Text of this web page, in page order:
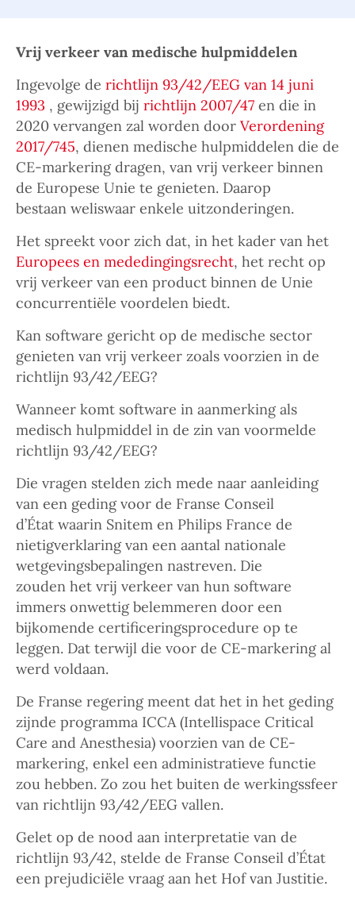
Vrij verkeer van medische hulpmiddelen
Ingevolge de richtlijn 93/42/EEG van 14 juni
1993 , gewijzigd bij richtlijn 2007/47 en die in
2020 vervangen zal worden door Verordening
2017/745, dienen medische hulpmiddelen die de
CE-markering dragen, van vrij verkeer binnen
de Europese Unie te genieten. Daarop
bestaan weliswaar enkele uitzonderingen.
Het spreekt voor zich dat, in het kader van het
Europees en mededingingsrecht, het recht op
vrij verkeer van een product binnen de Unie
concurrentiële voordelen biedt.
Kan software gericht op de medische sector
genieten van vrij verkeer zoals voorzien in de
richtlijn 93/42/EEG?
Wanneer komt software in aanmerking als
medisch hulpmiddel in de zin van voormelde
richtlijn 93/42/EEG?
Die vragen stelden zich mede naar aanleiding
van een geding voor de Franse Conseil
d’État waarin Snitem en Philips France de
nietigverklaring van een aantal nationale
wetgevingsbepalingen nastreven. Die
zouden het vrij verkeer van hun software
immers onwettig belemmeren door een
bijkomende certificeringsprocedure op te
leggen. Dat terwijl die voor de CE-markering al
werd voldaan.
De Franse regering meent dat het in het geding
zijnde programma ICCA (Intellispace Critical
Care and Anesthesia) voorzien van de CE-
markering, enkel een administratieve functie
zou hebben. Zo zou het buiten de werkingssfeer
van richtlijn 93/42/EEG vallen.
Gelet op de nood aan interpretatie van de
richtlijn 93/42, stelde de Franse Conseil d’État
een prejudiciële vraag aan het Hof van Justitie.